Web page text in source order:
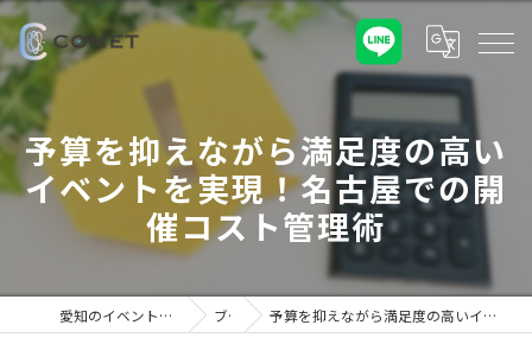
予算を抑えながら満足度の高い
イベントを実現！名古屋での開
催コスト管理術
愛知のイベント業なら株式会社COMET ブログ 予算を抑えながら満足度の高いイベントを実現！名古屋での開催コスト管理術